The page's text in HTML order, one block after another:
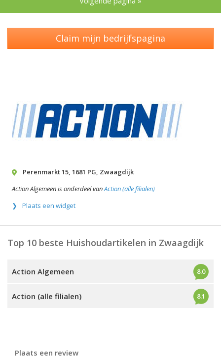
Claim mijn bedrijfspagina
Perenmarkt 15, 1681 PG, Zwaagdijk
Action Algemeen is onderdeel vanAction (alle filialen)
Plaats een widget
Top 10 beste Huishoudartikelen in Zwaagdijk
Action Algemeen 8.0
Action (alle filialen) 8.1
Plaats een review